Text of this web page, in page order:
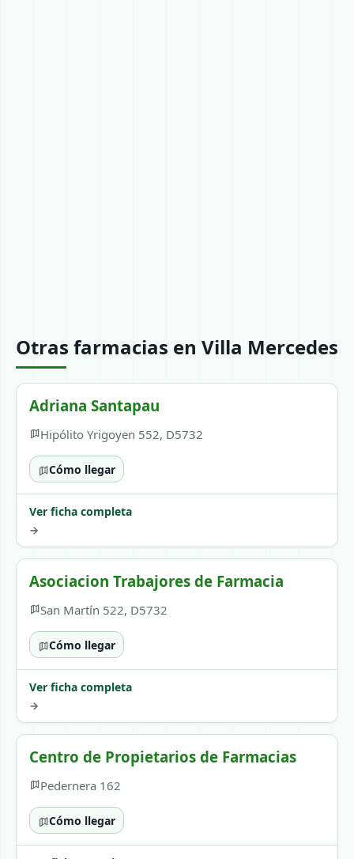
Otras farmacias en Villa Mercedes
Adriana Santapau
Hipólito Yrigoyen 552, D5732
Cómo llegar
Ver ficha completa
→
Asociacion Trabajores de Farmacia
San Martín 522, D5732
Cómo llegar
Ver ficha completa
→
Centro de Propietarios de Farmacias
Pedernera 162
Cómo llegar